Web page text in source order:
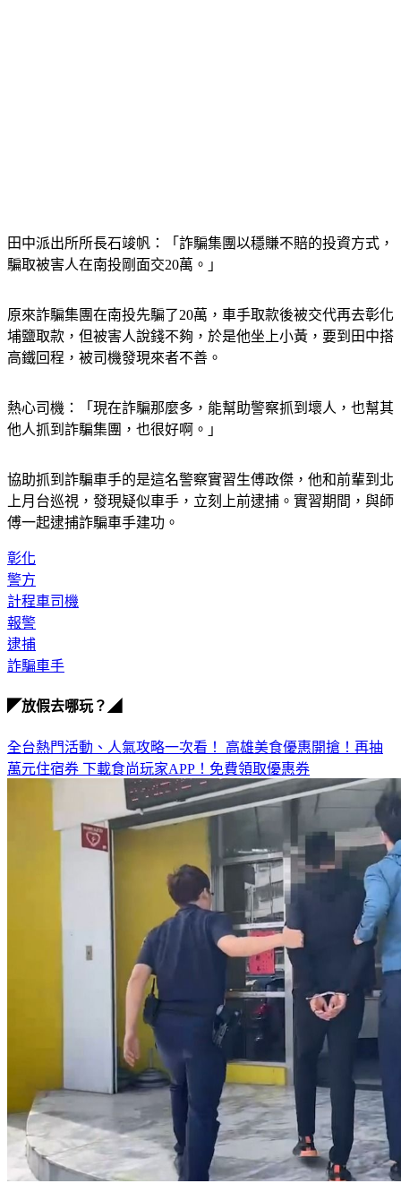
田中派出所所長石竣帆：「詐騙集團以穩賺不賠的投資方式，
原來詐騙集團在南投先騙了20萬，車手取款後被交代再去彰化
埔鹽取款，但被害人說錢不夠，於是他坐上小黃，要到田中搭
熱心司機：「現在詐騙那麼多，能幫助警察抓到壞人，也幫其
協助抓到詐騙車手的是這名警察實習生傅政傑，他和前輩到北
上月台巡視，發現疑似車手，立刻上前逮捕。實習期間，與師
彰化
警方
計程車司機
報警
逮捕
全台熱門活動、人氣攻略一次看！高雄美食優惠開搶！再抽
下載食尚玩家APP！免費領取優惠券